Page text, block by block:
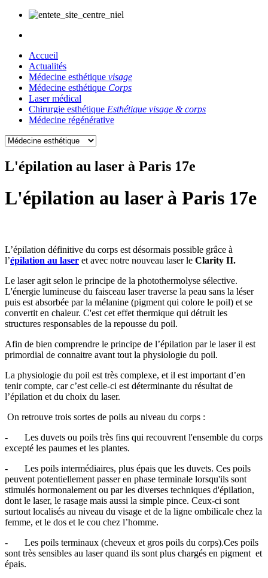
Accueil
Actualités
Médecine esthétique visage
Médecine esthétique Corps
Laser médical
Chirurgie esthétique Esthétique visage & corps
Médecine régénérative
L'épilation au laser à Paris 17e
L'épilation au laser à Paris 17e
L’épilation définitive du corps est désormais possible grâce à
l’épilation au laser et avec notre nouveau laser le Clarity II.
Le laser agit selon le principe de la photothermolyse sélective.
L'énergie lumineuse du faisceau laser traverse la peau sans la léser
puis est absorbée par la mélanine (pigment qui colore le poil) et se
convertit en chaleur. C'est cet effet thermique qui détruit les
structures responsables de la repousse du poil.
Afin de bien comprendre le principe de l’épilation par le laser il est
primordial de connaitre avant tout la physiologie du poil.
La physiologie du poil est très complexe, et il est important d’en
tenir compte, car c’est celle-ci est déterminante du résultat de
l’épilation et du choix du laser.
On retrouve trois sortes de poils au niveau du corps :
- Les duvets ou poils très fins qui recouvrent l'ensemble du corps
excepté les paumes et les plantes.
- Les poils intermédiaires, plus épais que les duvets. Ces poils
peuvent potentiellement passer en phase terminale lorsqu'ils sont
stimulés hormonalement ou par les diverses techniques d'épilation,
dont le laser, le rasage mais aussi la simple pince. Ceux-ci sont
surtout localisés au niveau du visage et de la ligne ombilicale chez la
femme, et le dos et le cou chez l’homme.
- Les poils terminaux (cheveux et gros poils du corps).Ces poils
sont très sensibles au laser quand ils sont plus chargés en pigment et
épais.